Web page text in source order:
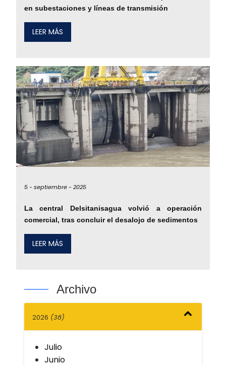
en subestaciones y líneas de transmisión
LEER MÁS
5 -septiembre -2025
La central Delsitanisagua volvió a operación
comercial, tras concluir el desalojo de sedimentos
LEER MÁS
Archivo
2026 (38)
Julio
Junio